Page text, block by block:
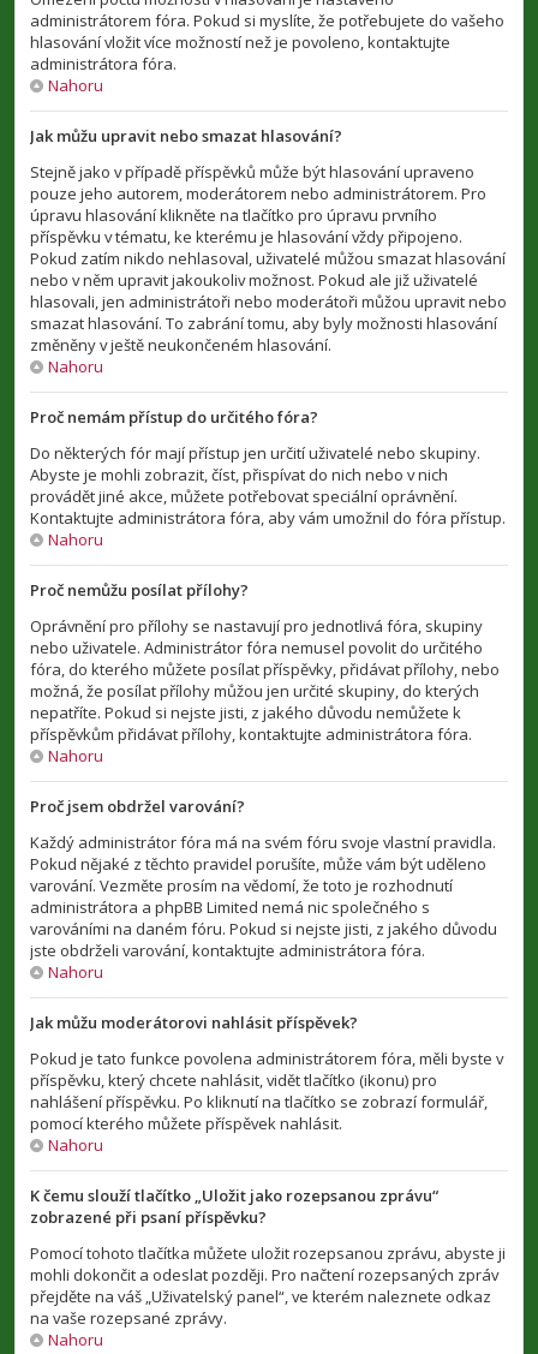
administrátorem fóra. Pokud si myslíte, že potřebujete do vašeho
hlasování vložit více možností než je povoleno, kontaktujte
administrátora fóra.
Nahoru
Jak můžu upravit nebo smazat hlasování?
Stejně jako v případě příspěvků může být hlasování upraveno
pouze jeho autorem, moderátorem nebo administrátorem. Pro
úpravu hlasování klikněte na tlačítko pro úpravu prvního
příspěvku v tématu, ke kterému je hlasování vždy připojeno.
Pokud zatím nikdo nehlasoval, uživatelé můžou smazat hlasování
nebo v něm upravit jakoukoliv možnost. Pokud ale již uživatelé
hlasovali, jen administrátoři nebo moderátoři můžou upravit nebo
smazat hlasování. To zabrání tomu, aby byly možnosti hlasování
změněny v ještě neukončeném hlasování.
Nahoru
Proč nemám přístup do určitého fóra?
Do některých fór mají přístup jen určití uživatelé nebo skupiny.
Abyste je mohli zobrazit, číst, přispívat do nich nebo v nich
provádět jiné akce, můžete potřebovat speciální oprávnění.
Kontaktujte administrátora fóra, aby vám umožnil do fóra přístup.
Nahoru
Proč nemůžu posílat přílohy?
Oprávnění pro přílohy se nastavují pro jednotlivá fóra, skupiny
nebo uživatele. Administrátor fóra nemusel povolit do určitého
fóra, do kterého můžete posílat příspěvky, přidávat přílohy, nebo
možná, že posílat přílohy můžou jen určité skupiny, do kterých
nepatříte. Pokud si nejste jisti, z jakého důvodu nemůžete k
příspěvkům přidávat přílohy, kontaktujte administrátora fóra.
Nahoru
Proč jsem obdržel varování?
Každý administrátor fóra má na svém fóru svoje vlastní pravidla.
Pokud nějaké z těchto pravidel porušíte, může vám být uděleno
varování. Vezměte prosím na vědomí, že toto je rozhodnutí
administrátora a phpBB Limited nemá nic společného s
varováními na daném fóru. Pokud si nejste jisti, z jakého důvodu
jste obdrželi varování, kontaktujte administrátora fóra.
Nahoru
Jak můžu moderátorovi nahlásit příspěvek?
Pokud je tato funkce povolena administrátorem fóra, měli byste v
příspěvku, který chcete nahlásit, vidět tlačítko (ikonu) pro
nahlášení příspěvku. Po kliknutí na tlačítko se zobrazí formulář,
pomocí kterého můžete příspěvek nahlásit.
Nahoru
K čemu slouží tlačítko „Uložit jako rozepsanou zprávu“
zobrazené při psaní příspěvku?
Pomocí tohoto tlačítka můžete uložit rozepsanou zprávu, abyste ji
mohli dokončit a odeslat později. Pro načtení rozepsaných zpráv
přejděte na váš „Uživatelský panel“, ve kterém naleznete odkaz
na vaše rozepsané zprávy.
Nahoru